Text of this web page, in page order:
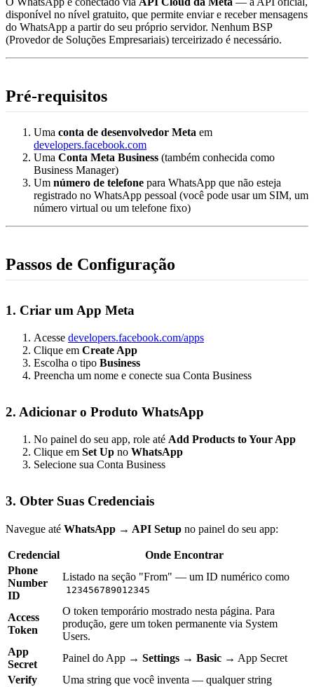
disponível no nível gratuito, que permite enviar e receber mensagens
do WhatsApp a partir do seu próprio servidor. Nenhum BSP
(Provedor de Soluções Empresariais) terceirizado é necessário.
Pré-requisitos
Uma conta de desenvolvedor Meta em
developers.facebook.com
Uma Conta Meta Business (também conhecida como
Business Manager)
Um número de telefone para WhatsApp que não esteja
registrado no WhatsApp pessoal (você pode usar um SIM, um
número virtual ou um telefone fixo)
Passos de Configuração
1. Criar um App Meta
Acesse developers.facebook.com/apps
Clique em Create App
Escolha o tipo Business
Preencha um nome e conecte sua Conta Business
2. Adicionar o Produto WhatsApp
No painel do seu app, role até Add Products to Your App
Clique em Set Up no WhatsApp
Selecione sua Conta Business
3. Obter Suas Credenciais
Navegue até WhatsApp → API Setup no painel do seu app:
Credencial
Onde Encontrar
Phone
Number
ID
Listado na seção "From" — um ID numérico como
123456789012345
Access
Token
O token temporário mostrado nesta página. Para
produção, gere um token permanente via System
Users.
App
Secret
Painel do App → Settings → Basic → App Secret
Verify
Uma string que você inventa — qualquer string